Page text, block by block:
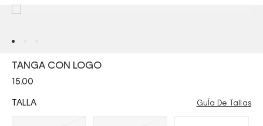
TANGA CON LOGO
15.00
TALLA GuÍa De Tallas